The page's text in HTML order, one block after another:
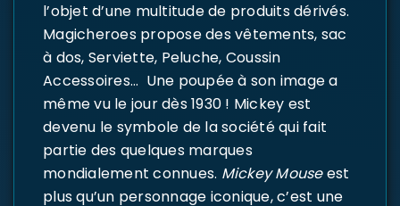
l’objet d’une multitude de produits dérivés.
Magicheroes propose des vêtements, sac
à dos, Serviette, Peluche, Coussin
Accessoires… Une poupée à son image a
même vu le jour dès 1930 ! Mickey est
devenu le symbole de la société qui fait
partie des quelques marques
mondialement connues. Mickey Mouseest
plus qu’un personnage iconique, c’est une